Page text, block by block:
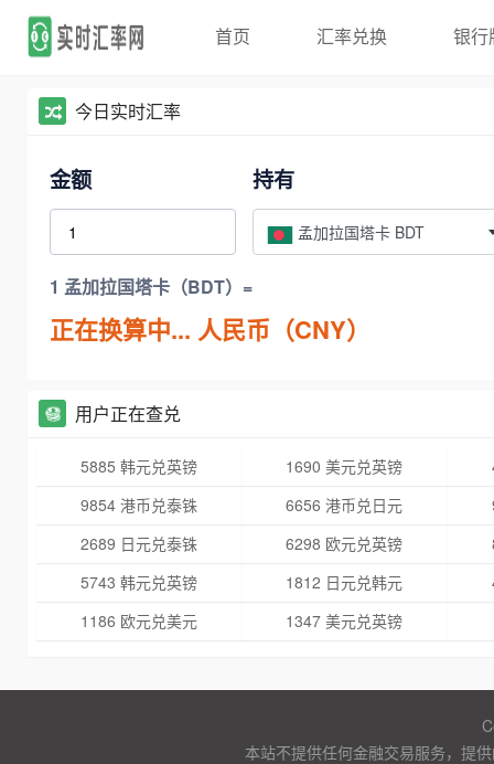
首页 汇率兑换 银行
今日实时汇率
金额 持有
孟加拉国塔卡 BDT
1 孟加拉国塔卡（BDT）=
正在换算中... 人民币（CNY）
用户正在查兑
5885 韩元兑英镑 1690 美元兑英镑
9854 港币兑泰铢
6656 港币兑日元
2689 日元兑泰铢
6298 欧元兑英镑
5743 韩元兑英镑
1812 日元兑韩元
1186 欧元兑美元
1347 美元兑英镑
本站不提供任何金融交易服务，提